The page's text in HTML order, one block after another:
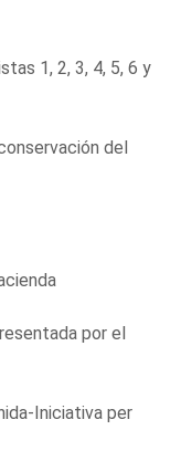
1, 2, 3, 4, 5, 6 y
del
por el
Iniciativa per